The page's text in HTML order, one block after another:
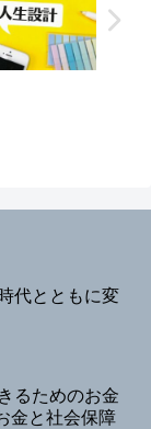
代とともに変
るためのお金
金と社会保障